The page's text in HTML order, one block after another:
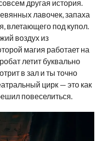
другая история.
лавочек, запаха
влетающего под купол.
воздух из
магия работает на
летит буквально
в зал и ты точно
цирк — это как
повеселиться.